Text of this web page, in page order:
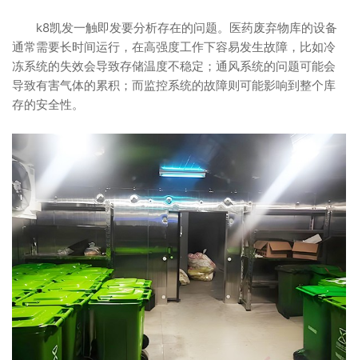
k8凯发一触即发要分析存在的问题。医药废弃物库的设备
通常需要长时间运行，在高强度工作下容易发生故障，比如冷
冻系统的失效会导致存储温度不稳定；通风系统的问题可能会
导致有害气体的累积；而监控系统的故障则可能影响到整个库
存的安全性。